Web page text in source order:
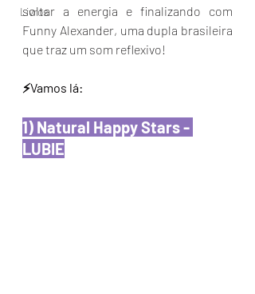
Livros
soltar a energia e finalizando com
Funny Alexander, uma dupla brasileira
que traz um som reflexivo!
⚡️Vamos lá:
1) Natural Happy Stars -
LUBIE